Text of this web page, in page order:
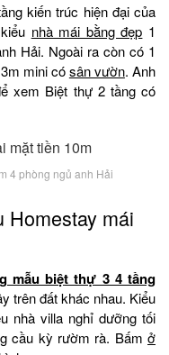
kiến trúc hiện đại của
nhà mái bằng đẹp 1
Hải. Ngoài ra còn có 1
mini cósân vườn. Anh
xem Biệt thự 2 tầng có
4 phòng ngủ anh Hải
Homestay mái
mẫu biệt thự 3 4 tầng
trên đất khác nhau. Kiểu
nhà villa nghỉ dưỡng tối
cầu kỳ rườm rà. Bấm ở